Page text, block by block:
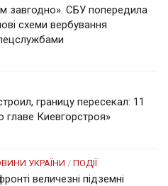
завгодно». СБУ попередила
схеми вербування
границу пересекал: 11
главе Киевгорстроя»
УКРАЇНИ / ПОДІЇ
величезні підземні